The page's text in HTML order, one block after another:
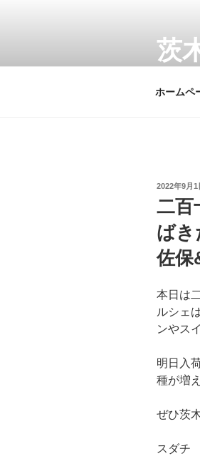
茨
ホームペ
投
2022年9月1
二百
ば
佐保
本日は
ルシェ
ンやス
明日入
種が増
ぜひ茨
スダチ